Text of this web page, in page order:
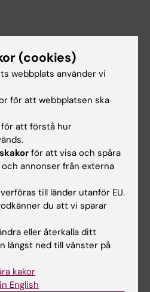
(cookies)
webbplats använder vi
för att webbplatsen ska
för att förstå hur
för att visa och spåra
annonser från externa
till länder utanför EU.
du att vi sparar
eller återkalla ditt
längst ned till vänster på
kakor
English